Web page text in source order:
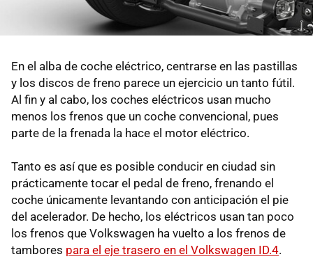
En el alba de coche eléctrico, centrarse en las pastillas
y los discos de freno parece un ejercicio un tanto fútil.
Al fin y al cabo, los coches eléctricos usan mucho
menos los frenos que un coche convencional, pues
parte de la frenada la hace el motor eléctrico.
Tanto es así que es posible conducir en ciudad sin
prácticamente tocar el pedal de freno, frenando el
coche únicamente levantando con anticipación el pie
del acelerador. De hecho, los eléctricos usan tan poco
los frenos que Volkswagen ha vuelto a los frenos de
tambores para el eje trasero en el Volkswagen ID.4.